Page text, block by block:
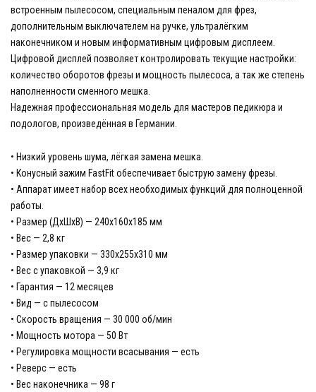
встроенным пылесосом, специальным пеналом для фрез,
дополнительным выключателем на ручке, ультралёгким
наконечником и новым информативным цифровым дисплеем.
Цифровой дисплей позволяет контролировать текущие настройки:
количество оборотов фрезы и мощность пылесоса, а так же степень
наполненности сменного мешка.
Надежная профессиональная модель для мастеров педикюра и
подологов, произведённая в Германии.
• Низкий уровень шума, лёгкая замена мешка.
• Конусный зажим FastFit обеспечивает быструю замену фрезы.
• Аппарат имеет набор всех необходимых функций для полноценной
работы.
• Размер (ДхШхВ) — 240х160х185 мм
• Вес — 2,8 кг
• Размер упаковки — 330x255x310 мм
• Вес с упаковкой — 3,9 кг
• Гарантия — 12 месяцев
• Вид — с пылесосом
• Скорость вращения — 30 000 об/мин
• Мощность мотора — 50 Вт
• Регулировка мощности всасывания — есть
• Реверс — есть
• Вес наконечника — 98 г